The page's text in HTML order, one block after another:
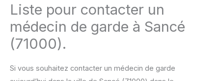
Liste pour contacter un
médecin de garde à Sancé
(71000).
Si vous souhaitez contacter un médecin de garde